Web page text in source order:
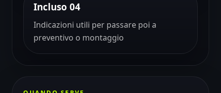
Incluso 04
Indicazioni utili per passare poi a
preventivo o montaggio